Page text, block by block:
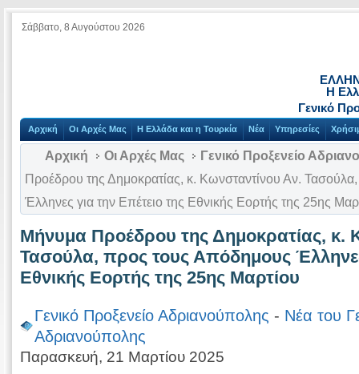
Σάββατο, 8 Αυγούστου 2026
Η
Γενικό
Αρχική Οι Αρχές Μας Η Ελλάδα και η Τουρκία Νέα Υπηρεσίες
Αρχική Οι Αρχές Μας
Γενικό Προξενείο
Προέδρου της Δημοκρατίας, κ. Κωνσταντίνου Αν.
Έλληνες για την Επέτειο της Εθνικής Εορτής της 25ης
Μήνυμα Προέδρου της Δημοκρατίας, κ.
Τασούλα, προς τους Απόδημους
Εθνικής Εορτής της 25ης Μαρτίου
Γενικό Προξενείο Αδριανούπολης - Νέα του
Αδριανούπολης
Παρασκευή, 21 Μαρτίου 2025